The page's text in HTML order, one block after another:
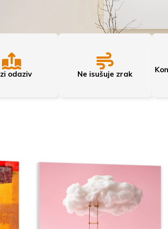
odaziv Ne isušuje zrak